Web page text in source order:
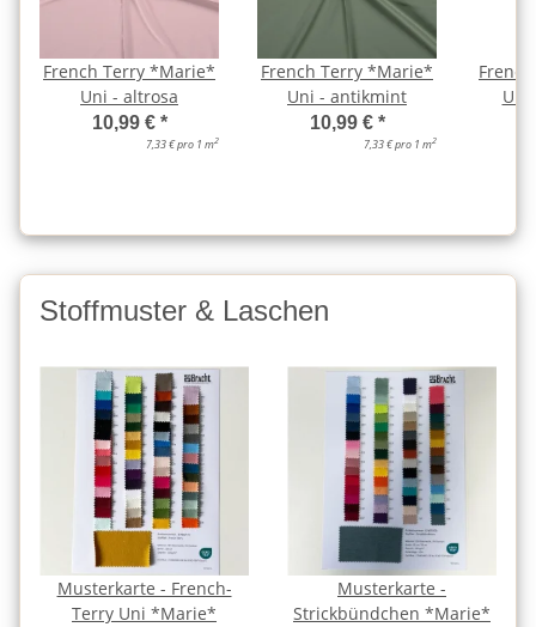
French Terry *Marie*
Uni - altrosa
10,99 € *
7,33 € pro 1 m2
French Terry *Marie*
Uni - antikmint
10,99 € *
7,33 € pro 1 m2
Uni
Stoffmuster & Laschen
Musterkarte - French-
Terry Uni *Marie*
Musterkarte -
Strickbündchen *Marie*